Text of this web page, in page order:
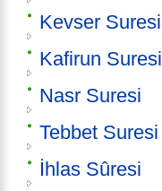
Kevser Suresi
Kafirun Suresi
Nasr Suresi
Tebbet Suresi
İhlas Sûresi